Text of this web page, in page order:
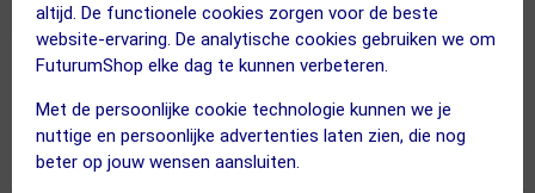
altijd. De functionele cookies zorgen voor de beste
website-ervaring. De analytische cookies gebruiken we om
FuturumShop elke dag te kunnen verbeteren.
Met de persoonlijke cookie technologie kunnen we je
nuttige en persoonlijke advertenties laten zien, die nog
beter op jouw wensen aansluiten.
Gratis bezorging & retourneren
Vandaag besteld = maandag in huis!
365 dagen retourrecht